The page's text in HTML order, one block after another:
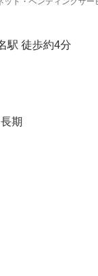
駅 徒歩約4分
期